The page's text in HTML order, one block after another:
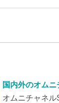
国内外のオム
オムニチャネ